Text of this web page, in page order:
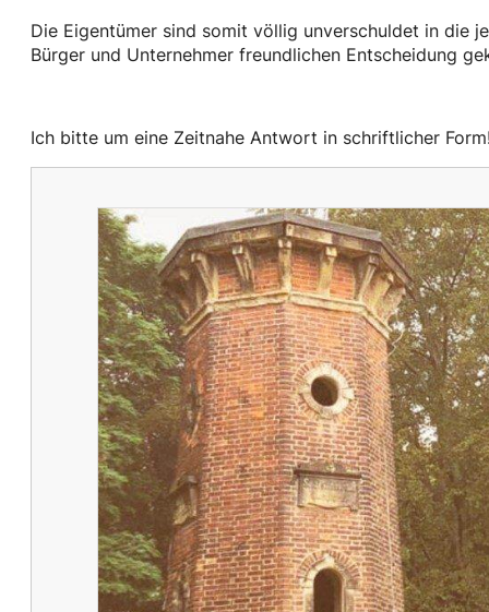
Die Eigentümer sind somit völlig unverschuldet in die
Bürger und Unternehmer freundlichen Entscheidung
Ich bitte um eine Zeitnahe Antwort in schriftlicher